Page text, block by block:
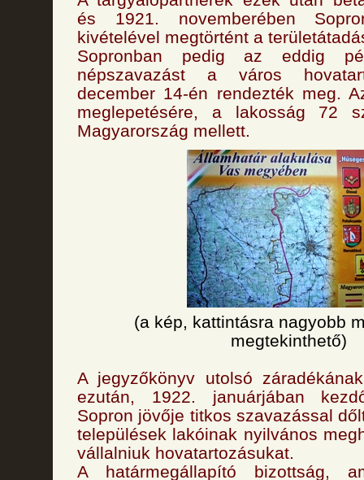
és 1921. novemberében
kivételével megtörtént a
Sopronban pedig az eddig
népszavazást a város
december 14-én rendezték meg.
meglepetésére, a lakosság 72
Magyarország mellett.
(a kép, kattintásra nagyobb
megtekinthető)
A jegyzőkönyv utolsó
ezután, 1922. januárjában
Sopron jövője titkos szavazással
települések lakóinak nyilvános
vállalniuk hovatartozásukat.
A határmegállapító bizottság,